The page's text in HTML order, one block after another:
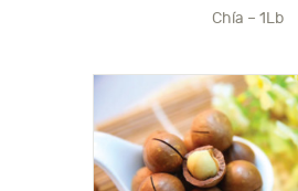
Chía – 1Lb